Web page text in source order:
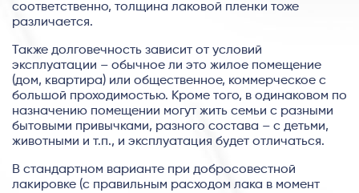
соответственно, толщина лаковой пленки тоже
различается.
Также долговечность зависит от условий
эксплуатации – обычное ли это жилое помещение
(дом, квартира) или общественное, коммерческое с
большой проходимостью. Кроме того, в одинаковом по
назначению помещении могут жить семьи с разными
бытовыми привычками, разного состава – с детьми,
животными и т.п., и эксплуатация будет отличаться.
В стандартном варианте при добросовестной
лакировке (с правильным расходом лака в момент